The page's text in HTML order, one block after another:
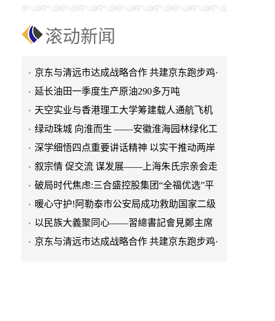
滚动新闻
保护动物黑鸢
以民族大義聚同心——習總書記會見鄭主席
提出兩岸關系四點重要意見
京东与清远市达成战略合作 共建京东跑步鸡·
清远鸡标准体系
延长油田一季度生产原油290多万吨
天空实业与香港理工大学筹建载人通航飞机
研究院
绿动珠城 向淮而生 ——安徽淮海园林绿化工
程有限公司发展纪实
深学细悟四点重要讲话精神 以实干推动两岸
融合发展
叙宗情 促交流 谋发展——上海朱氏宗亲会走
进上海晨烨家具有限公司
破局时代焦虑:三合盛控股集团“全福优选”平
台正式启航
暖心守护!阿勒泰市公安局成功救助国家二级
保护动物黑鸢
以民族大義聚同心——習總書記會見鄭主席
提出兩岸關系四點重要意見
京东与清远市达成战略合作 共建京东跑步鸡·
清远鸡标准体系
京东与清远市达成战略合作 共建京东跑步鸡·